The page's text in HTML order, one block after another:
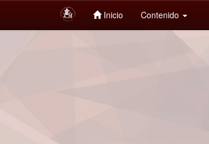
Inicio Contenido